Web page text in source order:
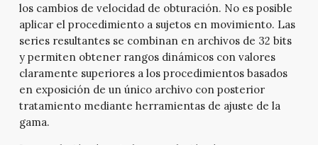
los cambios de velocidad de obturación. No es posible
aplicar el procedimiento a sujetos en movimiento. Las
series resultantes se combinan en archivos de 32 bits
y permiten obtener rangos dinámicos con valores
claramente superiores a los procedimientos basados
en exposición de un único archivo con posterior
tratamiento mediante herramientas de ajuste de la
gama.